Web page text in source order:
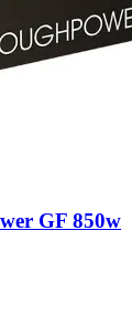
GF 850w